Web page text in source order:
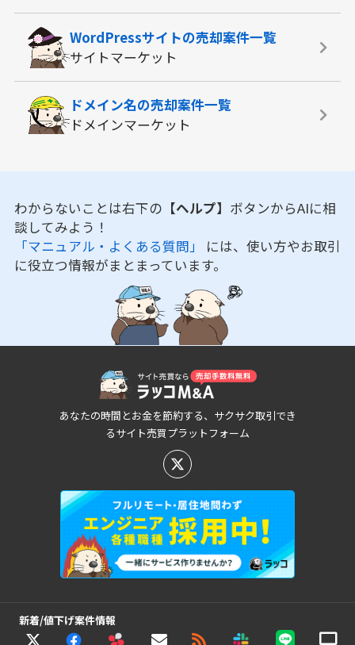
WordPressサイトの売却案件一覧
サイトマーケット
ドメイン名の売却案件一覧
ドメインマーケット
わからないことは右下の 【ヘルプ】 ボタンからAIに相
談してみよう！
「マニュアル・よくある質問」 には、使い方やお取引
に役立つ情報がまとまっています。
あなたの時間とお金を節約する、サクサク取引でき
るサイト売買プラットフォーム
新着/値下げ案件情報